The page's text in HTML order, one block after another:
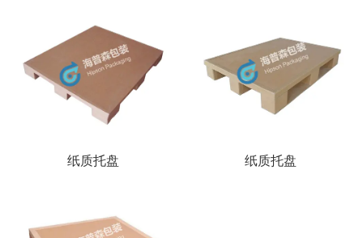
纸质托盘 纸质托盘